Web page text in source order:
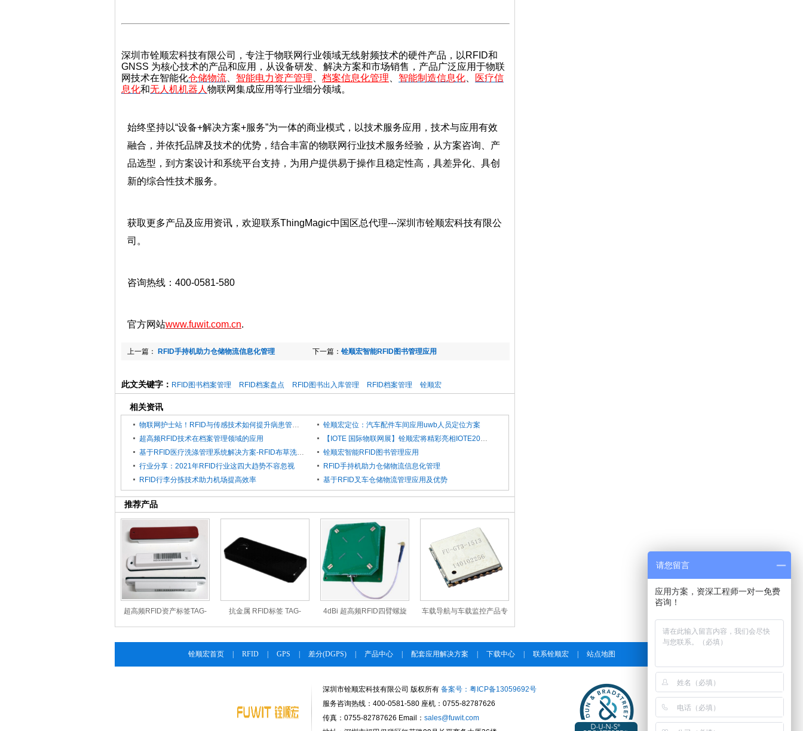
深圳市铨顺宏科技有限公司
，专注于物联网行业领域无线射频技术的硬件产品，以RFID和
GNSS 为核心技术的产品和应用，从设备研发、解决方案和市场销售，产品广泛应用于物联
网技术在智能化仓储物流 智能电力资产管理 档案信息化管理 智能制造信息化
医疗信
息化和无人机机器人 物联网集成应用等行业细分领域。
始终坚持以“设备+解决方案+服务”为一体的商业模式，以技术服务应用，技术与应用有效
融合，并依托品牌及技术的优势，结合丰富的物联网行业技术服务经验，从方案咨询、产
品选型，到方案设计和系统平台支持，为用户提供易于操作且稳定性高，具差异化、具创
新的综合性技术服务。
获取更多产品及应用资讯，欢迎联系ThingMagic中国区总代理---深圳市铨顺宏科技有限公
司。
咨询热线：400-0581-580
官方网站www.fuwit.com.cn.
下一篇： 铨顺宏智能RFID图书管理应用
上一篇： RFID手持机助力仓储物流信息化管理
此文关键字： RFID图书档案管理 RFID档案盘点 RFID图书出入库管理 RFID档案管理 铨顺宏
相关资讯
物联网护士站！RFID与传感技术如何提升病患管理智能化？
铨顺宏定位：汽车配件车间应用uwb人员定位方案
超高频RFID技术在档案管理领域的应用
【IOTE 国际物联网展】铨顺宏将精彩亮相IOTE2021深圳国际物联网展会
基于RFID医疗洗涤管理系统解决方案-RFID布草洗涤管理
铨顺宏智能RFID图书管理应用
行业分享：2021年RFID行业这四大趋势不容忽视
RFID手持机助力仓储物流信息化管理
RFID行李分拣技术助力机场提高效率
基于RFID叉车仓储物流管理应用及优势
推荐产品
超高频RFID资产标签TAG-
抗金属 RFID标签 TAG-
4dBi 超高频RFID四臂螺旋
车载导航与车载监控产品专
铨顺宏首页 RFID GPS 差分(DGPS) 产品中心 配套应用解决方案 下载中心 联系铨顺宏 站点地图
深圳市铨顺宏科技有限公司 版权所有 备案号：粤ICP备13059692号
服务咨询热线：400-0581-580 座机：0755-82787626
传真：0755-82787626 Email： sales@fuwit.com
请您留言
应用方案，资深工程师一对一免费
咨询！